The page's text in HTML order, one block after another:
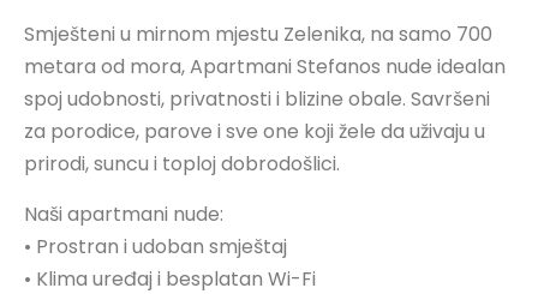
Smješteni u mirnom mjestu Zelenika, na samo 700
metara od mora, Apartmani Stefanos nude idealan
spoj udobnosti, privatnosti i blizine obale. Savršeni
za porodice, parove i sve one koji žele da uživaju u
prirodi, suncu i toploj dobrodošlici.
Naši apartmani nude:
• Prostran i udoban smještaj
• Klima uređaj i besplatan Wi-Fi